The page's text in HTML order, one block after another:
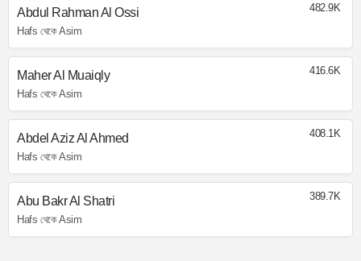
Abdul Rahman Al Ossi
Hafs থেকে Asim
482.9K
Maher Al Muaiqly
Hafs থেকে Asim
416.6K
Abdel Aziz Al Ahmed
Hafs থেকে Asim
408.1K
Abu Bakr Al Shatri
Hafs থেকে Asim
389.7K